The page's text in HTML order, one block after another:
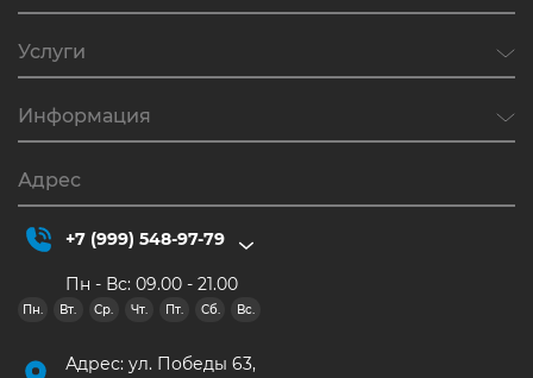
Услуги
Информация
Адрес
+7 (999) 548-97-79
Пн - Вс: 09.00 - 21.00
Пн. Вт. Ср. Чт. Пт. Сб. Вс.
Адрес: ул. Победы 63,